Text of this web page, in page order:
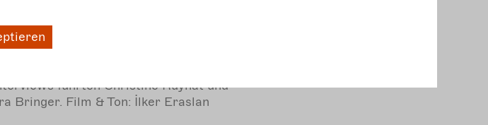
www.salzundpfeffer-theater.de...
son sea:
führten Christine Ruynat und
Bringer. Film & Ton: İlker Eraslan